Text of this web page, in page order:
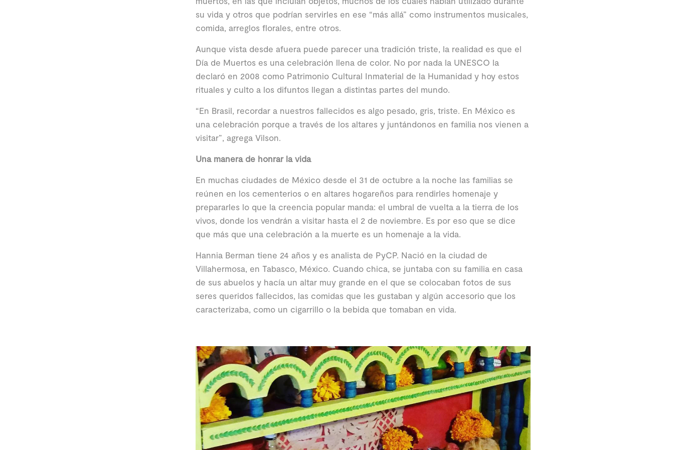
su vida y otros que podrían servirles en ese “más allá” como instrumentos musicales,
comida, arreglos florales, entre otros.
Aunque vista desde afuera puede parecer una tradición triste, la realidad es que el
Día de Muertos es una celebración llena de color. No por nada la UNESCO la
declaró en 2008 como Patrimonio Cultural Inmaterial de la Humanidad y hoy estos
rituales y culto a los difuntos llegan a distintas partes del mundo.
“En Brasil, recordar a nuestros fallecidos es algo pesado, gris, triste. En México es
una celebración porque a través de los altares y juntándonos en familia nos vienen a
visitar”, agrega Vilson.
Una manera de honrar la vida
En muchas ciudades de México desde el 31 de octubre a la noche las familias se
reúnen en los cementerios o en altares hogareños para rendirles homenaje y
prepararles lo que la creencia popular manda: el umbral de vuelta a la tierra de los
vivos, donde los vendrán a visitar hasta el 2 de noviembre. Es por eso que se dice
que más que una celebración a la muerte es un homenaje a la vida.
Hannia Berman tiene 24 años y es analista de PyCP. Nació en la ciudad de
Villahermosa, en Tabasco, México. Cuando chica, se juntaba con su familia en casa
de sus abuelos y hacía un altar muy grande en el que se colocaban fotos de sus
seres queridos fallecidos, las comidas que les gustaban y algún accesorio que los
caracterizaba, como un cigarrillo o la bebida que tomaban en vida.